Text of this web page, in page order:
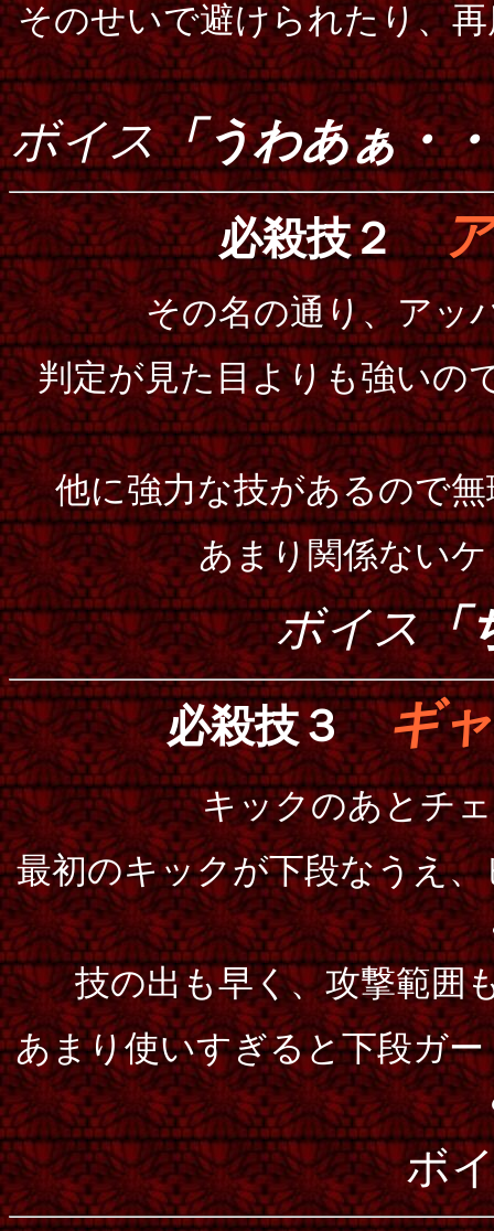
そのせいで避けられたり、
ボイス「うわあぁ・
必殺技２
その名の通り、アッ
判定が見た目よりも強いの
他に強力な技があるので
あまり関係ない
ボイス「
必殺技３ギ
キックのあとチ
最初のキックが下段なうえ
技の出も早く、攻撃範囲
あまり使いすぎると下段ガ
ボ